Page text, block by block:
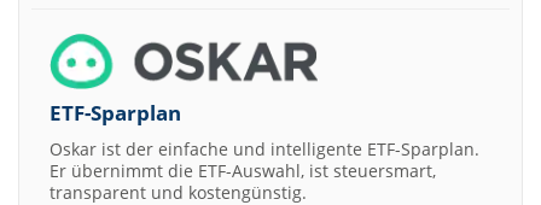
ETF-Sparplan
Oskar ist der einfache und intelligente ETF-Sparplan.
Er übernimmt die ETF-Auswahl, ist steuersmart,
transparent und kostengünstig.